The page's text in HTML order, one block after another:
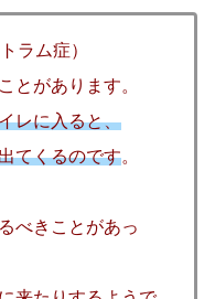
ラム症）
とがあります。
レに入ると、
てくるのです。
べきことがあっ